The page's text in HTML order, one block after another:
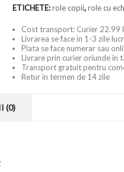
ETICHETE:role copii,role cu
Cost transport: Curier 22.99
Livrarea se face in 1-3 zile
Plata se face numerar sau
Livrare prin curier oriunde in
Transport gratuit pentru
Retur in termen de 14 zile
(0)